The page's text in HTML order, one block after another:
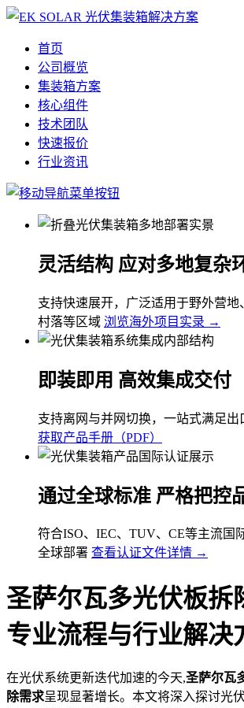
首页
公司概览
集装箱方案
核心组件
技术团队
快速报价
行业资讯
灵活结构 应对多地复杂
支持快速展开，广泛适用于野外营地
村落等区域 浏览海外项目实录 →
即装即用 高效集成交付
支持离网与并网切换，一站式满足出
获取产品手册（PDF）
通过全球标准 严格把控
符合ISO、IEC、TUV、CE等主流国
全球部署 查看认证文件详情 →
圣萨尔瓦多光伏板拆
专业流程与行业解决
在光伏系统更新迭代加速的今天,圣萨尔瓦
除需求呈现显著增长。本文将深入探讨光